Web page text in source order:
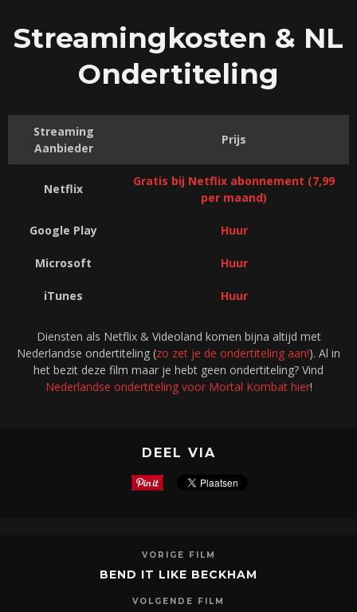
Streamingkosten & NL
Ondertiteling
Streaming
Aanbieder
Prijs
Netflix
Gratis bij Netflix abonnement (7,99
per maand)
Google Play Huur
Microsoft Huur
iTunes Huur
Diensten als Netflix & Videoland komen bijna altijd met
Nederlandse ondertiteling (zo zet je de ondertiteling aan!). Al in
het bezit deze film maar je hebt geen ondertiteling? Vind
Nederlandse ondertiteling voor Mortal Kombat hier!
DEEL VIA
VORIGE FILM
BEND IT LIKE BECKHAM
VOLGENDE FILM